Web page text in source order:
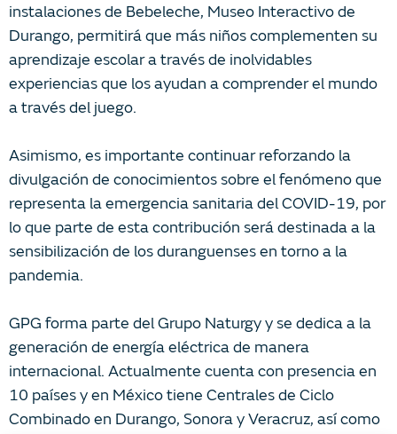
instalaciones de Bebeleche, Museo Interactivo de
Durango, permitirá que más niños complementen su
aprendizaje escolar a través de inolvidables
experiencias que los ayudan a comprender el mundo
a través del juego.
Asimismo, es importante continuar reforzando la
divulgación de conocimientos sobre el fenómeno que
representa la emergencia sanitaria del COVID-19, por
lo que parte de esta contribución será destinada a la
sensibilización de los duranguenses en torno a la
pandemia.
GPG forma parte del Grupo Naturgy y se dedica a la
generación de energía eléctrica de manera
internacional. Actualmente cuenta con presencia en
10 países y en México tiene Centrales de Ciclo
Combinado en Durango, Sonora y Veracruz, así como